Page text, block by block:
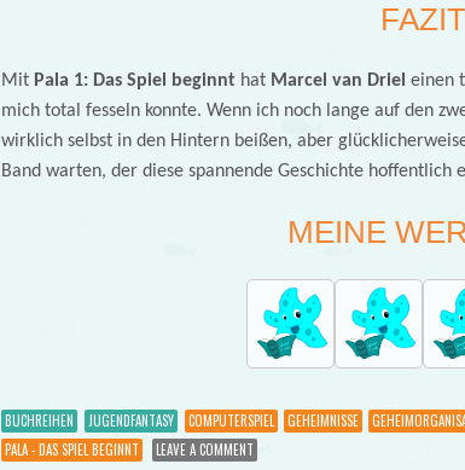
FAZIT
Mit Pala 1: Das Spiel beginnt hat Marcel van Driel einen
mich total fesseln konnte. Wenn ich noch lange auf den
wirklich selbst in den Hintern beißen, aber
Band warten, der diese spannende Geschichte hoffentlich
MEINE
BUCHREIHEN JUGENDFANTASY COMPUTERSPIEL GEHEIMNISSE
PALA - DAS SPIEL BEGINNT
LEAVE A COMMENT